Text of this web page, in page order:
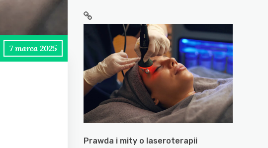
7 marca 2025
polskich
sklepów
–
które
warto
włączyć
do
jadłospisu?
Prawda i mity o laseroterapii